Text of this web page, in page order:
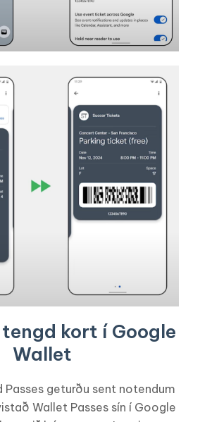
kort í Google
Wallet
geturðu sent notendum
Wallet Passes sín í Google